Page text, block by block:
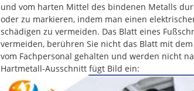
und vom harten Mittel des bindenen Metalls
oder zu markieren, indem man einen
schädigen zu vermeiden. Das Blatt eines
vermeiden, berühren Sie nicht das Blatt mit
vom Fachpersonal gehalten und werden nicht
Hartmetall-Ausschnitt fügt Bild ein: